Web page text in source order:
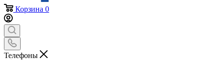
Корзина 0
Телефоны